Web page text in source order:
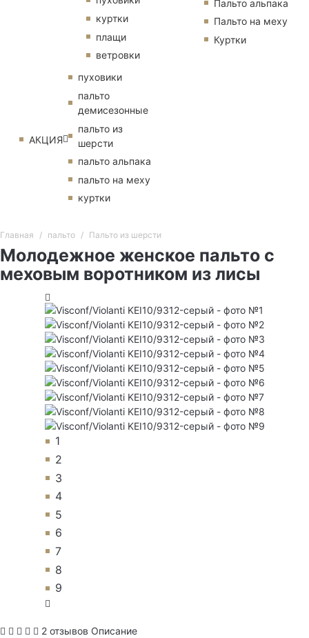
куртки
плащи
ветровки
АКЦИЯ
пуховики
пальто
демисезонные
пальто из
шерсти
пальто альпака
пальто на меху
куртки
Пальто альпака
Пальто на меху
Куртки
Главная пальто Пальто из шерсти
Молодежное женское пальто с
меховым воротником из лисы
1
2
3
4
5
6
7
8
9
2 отзывов Описание